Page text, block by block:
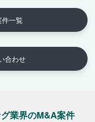
件一覧
合わせ
業界のM&A案件